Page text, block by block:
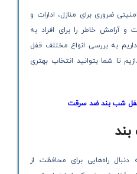
ضروری برای منازل، ادارات و
آرامش خاطر را برای افراد به
به بررسی انواع مختلف قفل‌
تا شما بتوانید انتخاب بهتری
شب بند ضد سرقت
راه‌هایی برای محافظت از